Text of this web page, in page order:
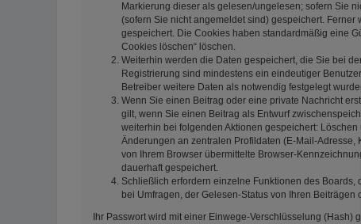
Markierung dieser als gelesen/ungelesen; sofern Sie
(sofern Sie nicht angemeldet sind) gespeichert.
gespeichert. Die Cookies haben standardmäßig eine
Cookies löschen“ löschen.
Weiterhin werden die Daten gespeichert, die Sie bei
Registrierung sind mindestens ein eindeutiger
Betreiber weitere Daten als notwendig festgelegt
Wenn Sie einen Beitrag oder eine private Nachricht
gilt, wenn Sie einen Beitrag als Entwurf
weiterhin bei folgenden Aktionen gespeichert:
Änderungen an zentralen Profildaten (E-Mail-
von Ihrem Browser übermittelte Browser-
dauerhaft gespeichert.
Schließlich erfordern einzelne Funktionen des
bei Umfragen, der Gelesen-Status von Ihren
Ihr Passwort wird mit einer Einwege-Verschlüsselung (Hash)